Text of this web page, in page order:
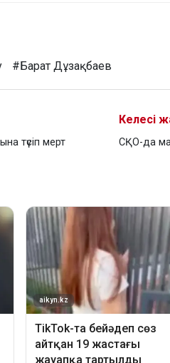
#Барат Дұзақбаев
түсіп мерт
Келесі
СҚО-да